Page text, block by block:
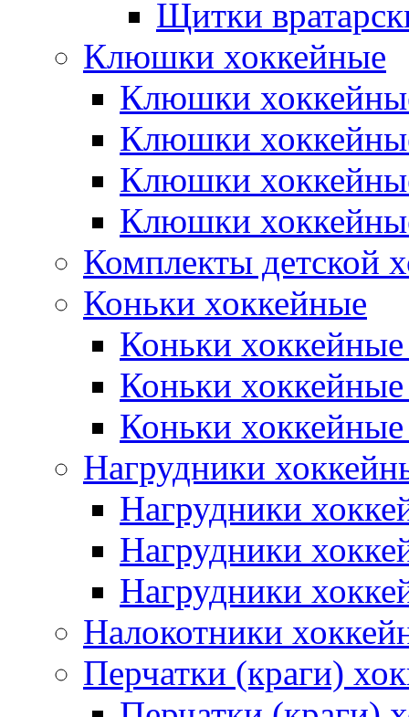
Щитки
Клюшки хоккейные
Клюшки
Клюшки
Клюшки
Клюшки
Комплекты детской
Коньки хоккейные
Коньки хоккейные
Коньки
Коньки
Нагрудники
Нагрудники
Нагрудники
Нагрудники
Налокотники
Перчатки (краги)